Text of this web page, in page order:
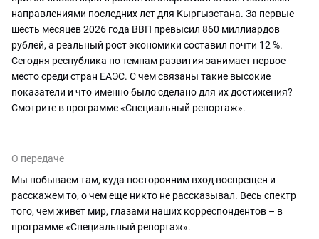
обучают правильному ведению
бюджета и цифровой
безопасности?
23.06.2026
главных государственных символов
Армении
направлениями последних лет для Кыргызстана. За первые
шесть месяцев 2026 года ВВП превысил 860 миллиардов
рублей, а реальный рост экономики составил почти 12 %.
Сегодня республика по темпам развития занимает первое
место среди стран ЕАЭС. С чем связаны такие высокие
показатели и что именно было сделано для их достижения?
Смотрите в программе «Специальный репортаж».
О передаче
Мы побываем там, куда посторонним вход воспрещен и
расскажем то, о чем еще никто не рассказывал. Весь спектр
того, чем живет мир, глазами наших корреспондентов – в
программе «Специальный репортаж».